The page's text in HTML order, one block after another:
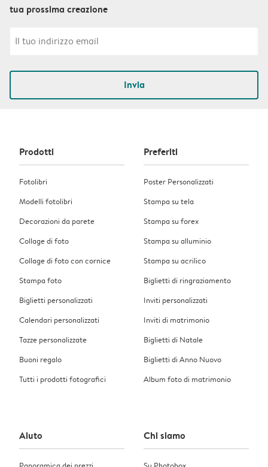
tua prossima creazione
Invia
Prodotti
Fotolibri
Modelli fotolibri
Decorazioni da parete
Collage di foto
Collage di foto con cornice
Stampa foto
Biglietti personalizzati
Calendari personalizzati
Tazze personalizzate
Buoni regalo
Tutti i prodotti fotografici
Preferiti
Poster Personalizzati
Stampa su tela
Stampa su forex
Stampa su alluminio
Stampa su acrilico
Biglietti di ringraziamento
Inviti personalizzati
Inviti di matrimonio
Biglietti di Natale
Biglietti di Anno Nuovo
Album foto di matrimonio
Aiuto Chi siamo